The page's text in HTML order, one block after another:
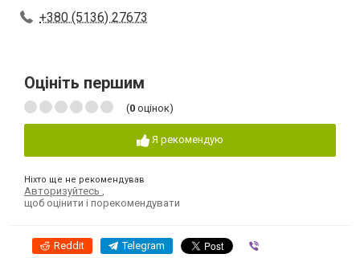
+380 (5136) 27673
Оцініть першим
(0 оцінок)
Я рекомендую
Ніхто ще не рекомендував
Авторизуйтесь
щоб оцінити і порекомендувати
Reddit Telegram